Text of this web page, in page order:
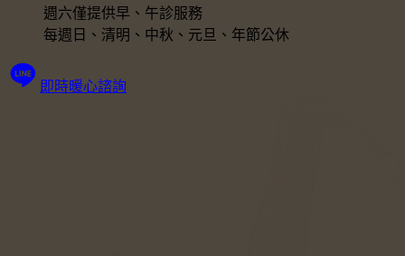
週六僅提供早、午診服務
每週日、清明、中秋、元旦、年節公休
即時暖心諮詢